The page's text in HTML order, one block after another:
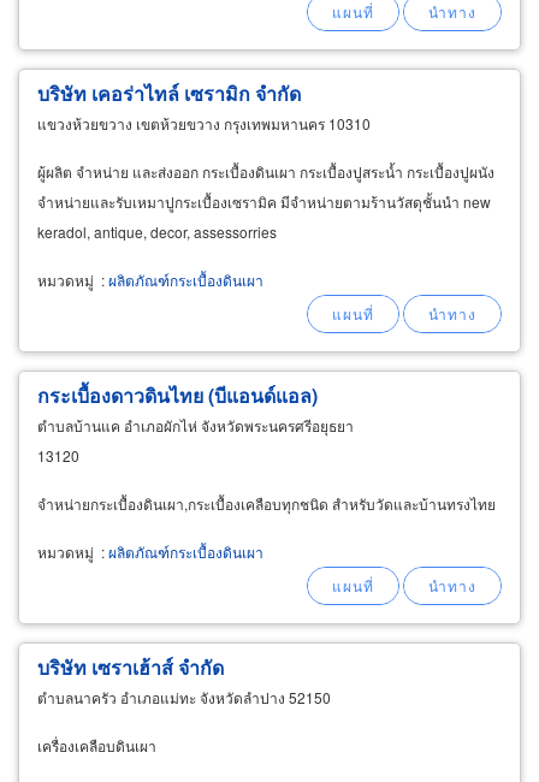
บริษัท เคอร่าไทล์ เซรามิก จำกัด
แขวงห้วยขวาง เขตห้วยขวาง กรุงเทพมหานคร 10310
ผู้ผลิต จำหน่าย และส่งออก กระเบื้องดินเผา กระเบื้องปูสระน้ำ กระเบื้องปูผนัง
จำหน่ายและรับเหมาปูกระเบื้องเซรามิค มีจำหน่ายตามร้านวัสดุชั้นนำ new
keradol, antique, decor, assessorries
หมวดหมู่ :ผลิตภัณฑ์กระเบื้องดินเผา
กระเบื้องดาวดินไทย (บีแอนด์แอล)
ตำบลบ้านแค อำเภอผักไห่ จังหวัดพระนครศรีอยุธยา
13120
จำหน่ายกระเบื้องดินเผา,กระเบื้องเคลือบทุกชนิด สำหรับวัดและบ้านทรงไทย
หมวดหมู่ :ผลิตภัณฑ์กระเบื้องดินเผา
บริษัท เซราเฮ้าส์ จำกัด
ตำบลนาครัว อำเภอแม่ทะ จังหวัดลำปาง 52150
เครื่องเคลือบดินเผา